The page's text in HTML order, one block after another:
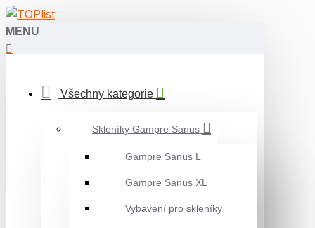
MENU
Všechny kategorie
Skleníky Gampre Sanus
Gampre Sanus L
Gampre Sanus XL
Vybavení pro skleníky